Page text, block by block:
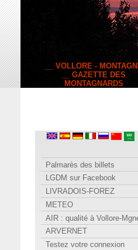
__ VOLLORE -
__ GAZETTE DES
MONTAGNARDS
Palmarès des billets
LGDM sur Facebook
LIVRADOIS-FOREZ
METEO
AIR : qualité à Vollore-
ARVERNET
Testez votre connexion